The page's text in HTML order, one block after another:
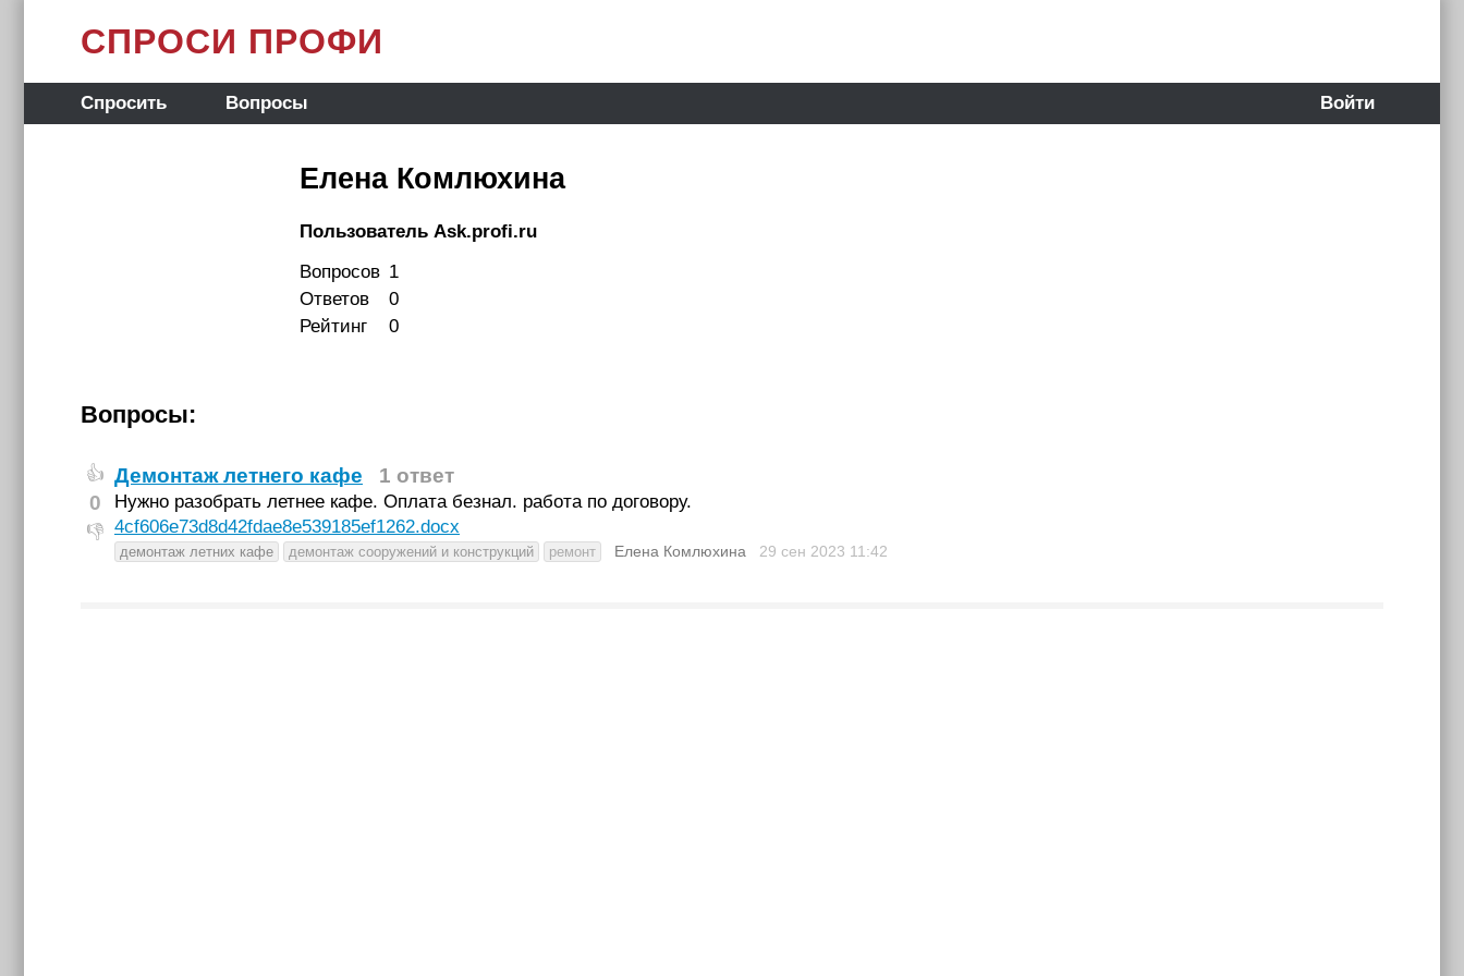
СПРОСИ ПРОФИ
Спросить Вопросы Войти
Елена Комлюхина
Пользователь Ask.profi.ru
Вопросов 1
Ответов
0
Рейтинг
0
Вопросы:
👍
0
👎
Демонтаж летнего кафе 1 ответ
Нужно разобрать летнее кафе. Оплата безнал. работа по договору.
4cf606e73d8d42fdae8e539185ef1262.docx
демонтаж летних кафе демонтаж сооружений и конструкций ремонт Елена Комлюхина 29 сен 2023 11:42